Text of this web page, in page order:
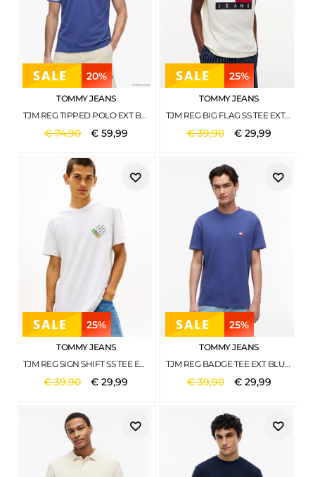
20%
TOMMY JEANS
TJM REG TIPPED POLO EXT BLUE STORM
€74,90 € 59,99
25%
TOMMY JEANS
TJM REG BIG FLAG SS TEE EXT CALICO
€39,90 € 29,99
25%
TOMMY JEANS
TJM REG SIGN SHIFT SS TEE EXT ICE GREY HEATHER
€39,90 €29,99
25%
TOMMY JEANS
TJM REG BADGE TEE EXT BLUE STORM
€39,90 € 29,99